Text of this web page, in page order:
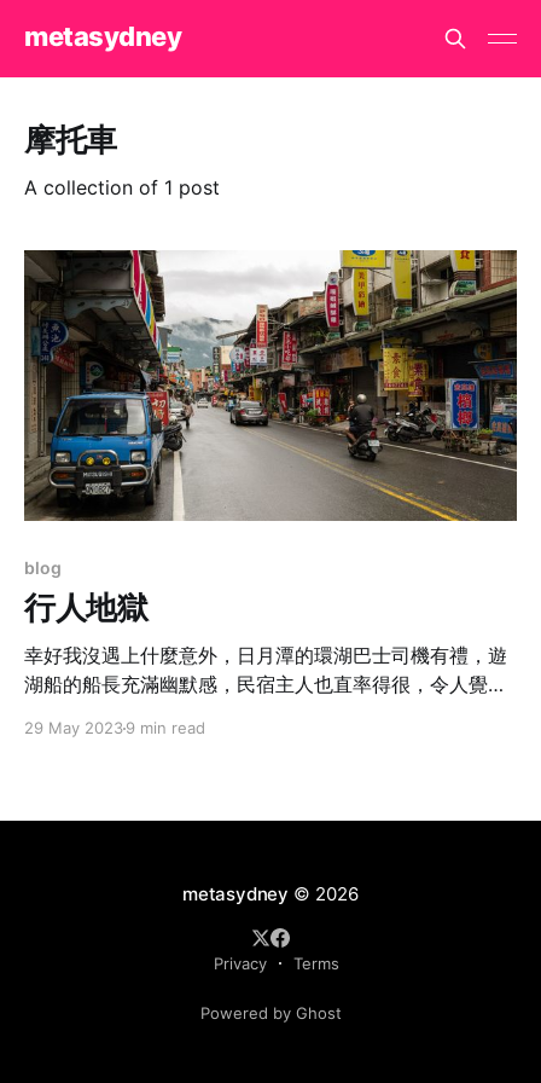
metasydney
摩托車
A collection of 1 post
blog
行人地獄
幸好我沒遇上什麼意外，日月潭的環湖巴士司機有禮，遊
湖船的船長充滿幽默感，民宿主人也直率得很，令人覺得
29 May 20239 min read
metasydney © 2026
Privacy Terms
Powered by Ghost